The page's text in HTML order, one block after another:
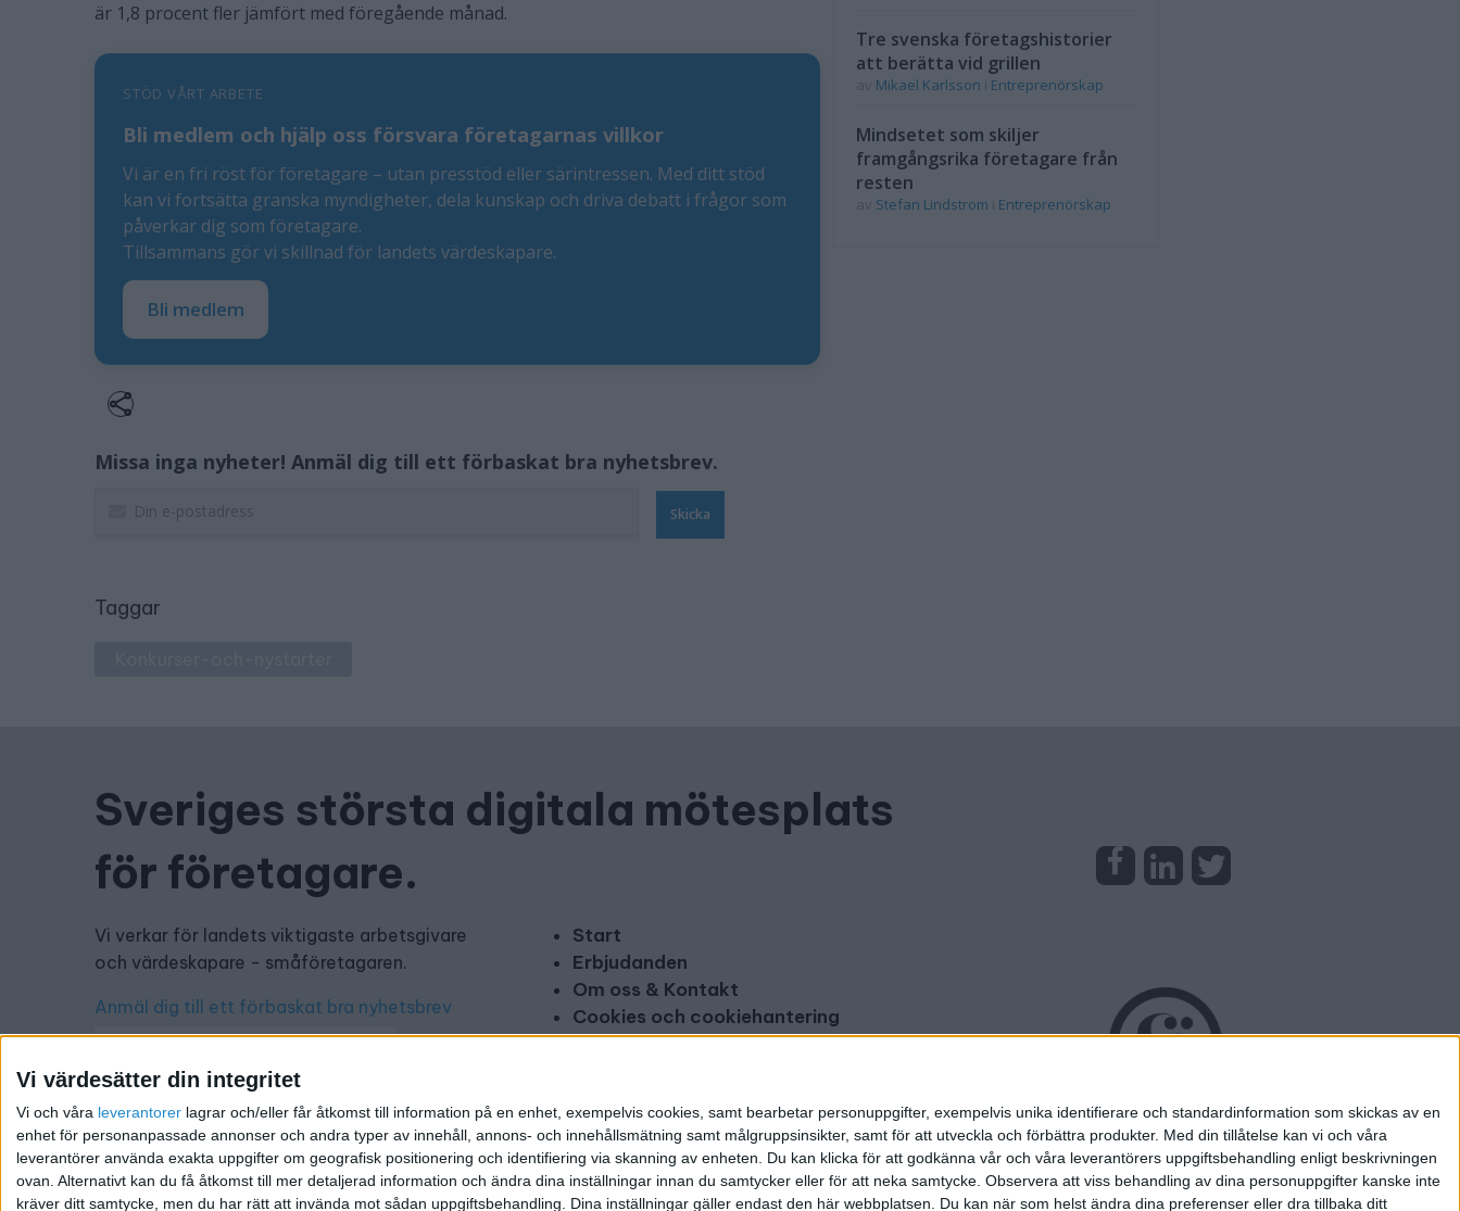
Vi värdesätter din integritet
Vi och våra leverantorer lagrar och/eller får åtkomst till information på en enhet, exempelvis cookies, samt bearbetar personuppgifter, exempelvis unika identifierare och standardinformation som skickas av en
enhet för personanpassade annonser och andra typer av innehåll, annons- och innehållsmätning samt målgruppsinsikter, samt för att utveckla och förbättra produkter. Med din tillåtelse kan vi och våra
leverantörer använda exakta uppgifter om geografisk positionering och identifiering via skanning av enheten. Du kan klicka för att godkänna vår och våra leverantörers uppgiftsbehandling enligt beskrivningen
ovan. Alternativt kan du få åtkomst till mer detaljerad information och ändra dina inställningar innan du samtycker eller för att neka samtycke. Observera att viss behandling av dina personuppgifter kanske inte
kräver ditt samtycke, men du har rätt att invända mot sådan uppgiftsbehandling. Dina inställningar gäller endast den här webbplatsen. Du kan när som helst ändra dina preferenser eller dra tillbaka ditt
är 1,8 procent fler jämfört med föregående månad.
STÖD VÅRT ARBETE
Bli medlem och hjälp oss försvara företagarnas villkor
Vi är en fri röst för företagare – utan presstöd eller särintressen. Med ditt stöd
kan vi fortsätta granska myndigheter, dela kunskap och driva debatt i frågor som
påverkar dig som företagare.
Tillsammans gör vi skillnad för landets värdeskapare.
Bli medlem
Missa inga nyheter! Anmäl dig till ett förbaskat bra nyhetsbrev.
Skicka
Taggar
Tre svenska företagshistorier
att berätta vid grillen
Mikael Karlsson Entreprenörskap
Mindsetet som skiljer
framgångsrika företagare från
resten
Stefan Lindstrom Entreprenörskap
Sveriges största digitala mötesplats
för företagare.
Vi verkar för landets viktigaste arbetsgivare
och värdeskapare - småföretagaren.
Anmäl dig till ett förbaskat bra nyhetsbrev
Har du ett nyhetstips?
Kontakta oss: info@foretagande.se
Start
Erbjudanden
Om oss & Kontakt
Cookies och cookiehantering
Copyright och disclaimer